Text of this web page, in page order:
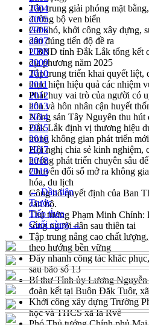
Tập trung giải phóng mặt
đường bộ ven biển
Gỡ khó, khởi công xây dựng,
dân đúng tiến độ đề ra
UBND tỉnh Đắk Lắk tổng kết
địa phương năm 2025
Tập trung triển khai quyết liệt,
thực hiện hiệu quả các nhiệm
Phát huy vai trò của người có
hôn và hôn nhân cận huyết
Nông sản Tây Nguyên thu hút
Đắk Lắk định vị thương hiệu
trong không gian phát triển mới
Hội nghị chia sẻ kinh nghiệm,
hướng phát triển chuyên sâu
Chuyển đổi số mở ra không
hóa, du lịch
Công bố quyết định của Ban
cán bộ.
Thủ tướng Phạm Minh Chính:
sống người dân sau thiên tai
Tập trung nâng cao chất
theo hướng bền vững
Đẩy nhanh công tác khắc
sau bão số 13
Bí thư Tỉnh ủy Lương
đoàn kết tại Buôn Đăk Tuôr,
Khởi công xây dựng Trường
học và THCS xã Ia Rvê
2004
2005
2006
2007
2008
2009
2010
2011
2012
2013
2014
2015
2016
2017
2018
2019
← Đầu tiên
Trước
Tiếp theo
Cuối cùng →